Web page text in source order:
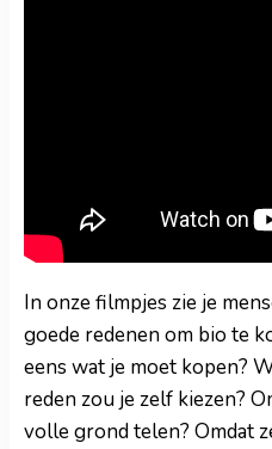
In onze filmpjes zie je
goede redenen om bio te
eens wat je moet kopen?
reden zou je zelf kiezen?
volle grond telen? Omdat